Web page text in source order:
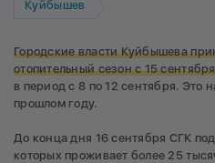
Куйбышев
Городские власти Куйбышева
отопительный сезон с 15
в период с 8 по 12 сентября. Это
прошлом году.
До конца дня 16 сентября СГК
которых проживает более 25